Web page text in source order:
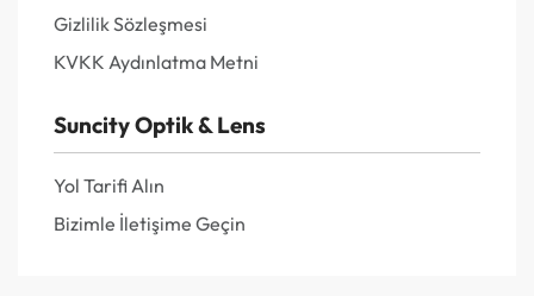
Gizlilik Sözleşmesi
KVKK Aydınlatma Metni
Suncity Optik & Lens
Yol Tarifi Alın
Bizimle İletişime Geçin